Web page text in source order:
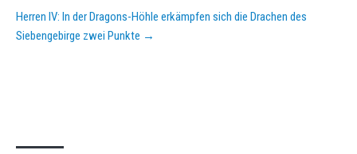
Herren IV: In der Dragons-Höhle erkämpfen sich die Drachen des
Siebengebirge zwei Punkte →